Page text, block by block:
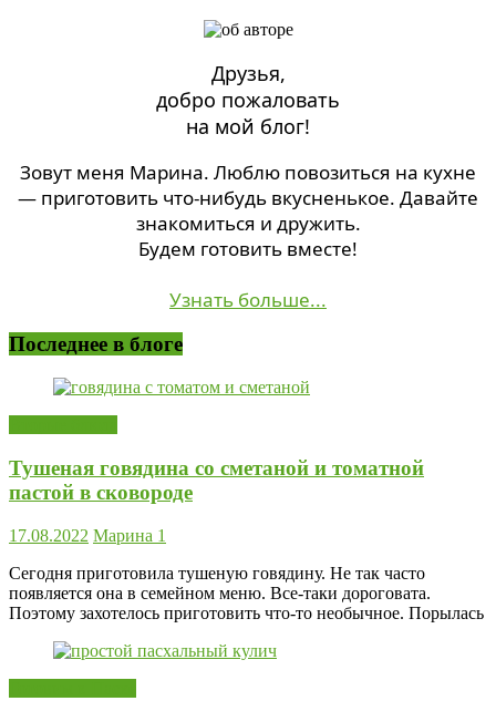
Друзья,
добро пожаловать
на мой блог!
Зовут меня Марина. Люблю повозиться на кухне
— приготовить что-нибудь вкусненькое. Давайте
знакомиться и дружить.
Будем готовить вместе!
Узнать больше...
Последнее в блоге
Тушеная говядина со сметаной и томатной
пастой в сковороде
17.08.2022 Марина 1
Сегодня приготовила тушеную говядину. Не так часто
появляется она в семейном меню. Все-таки дороговата.
Поэтому захотелось приготовить что-то необычное. Порылась